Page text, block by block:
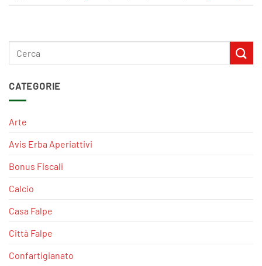
CATEGORIE
Arte
Avis Erba Aperiattivi
Bonus Fiscali
Calcio
Casa Falpe
Città Falpe
Confartigianato